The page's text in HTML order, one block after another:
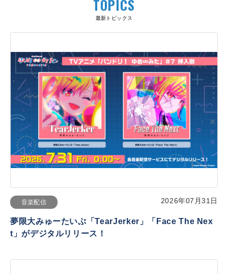
TOPICS
最新トピックス
音楽配信 2026年07月31日
夢限大みゅーたいぷ「TearJerker」「Face The Nex
t」がデジタルリリース！